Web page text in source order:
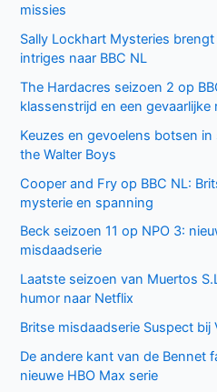
missies
Sally Lockhart Mysteries
intriges naar BBC NL
The Hardacres seizoen 2 op
klassenstrijd en een gevaarlijke
Keuzes en gevoelens botsen
the Walter Boys
Cooper and Fry op BBC NL:
mysterie en spanning
Beck seizoen 11 op NPO 3:
misdaadserie
Laatste seizoen van Muertos
humor naar Netflix
Britse misdaadserie Suspect bij
De andere kant van de Bennet
nieuwe HBO Max serie